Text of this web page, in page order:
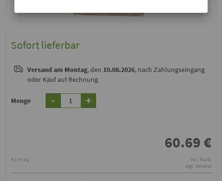
Sofort lieferbar
Versand am Montag, den 10.08.2026, nach Zahlungseingang
oder Kauf auf Rechnung
Menge - +
60.69€
6.07€/kg
inkl. MwSt.
zzgl. Versand